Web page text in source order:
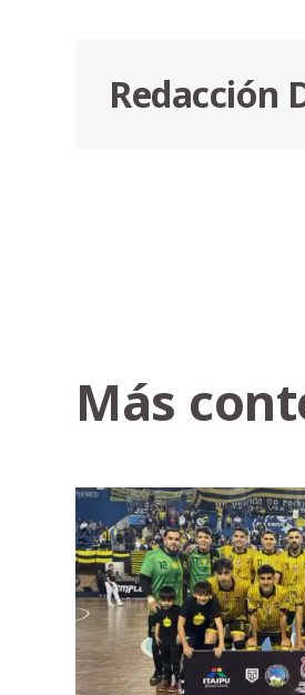
Redacción
Más